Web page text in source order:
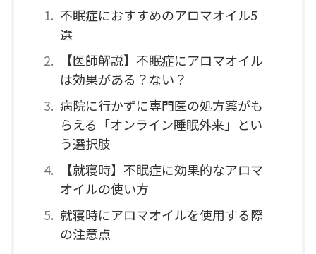
不眠症におすすめのアロマオイル5
選
【医師解説】不眠症にアロマオイル
は効果がある？ない？
病院に行かずに専門医の処方薬がも
らえる「オンライン睡眠外来」とい
う選択肢
【就寝時】不眠症に効果的なアロマ
オイルの使い方
就寝時にアロマオイルを使用する際
の注意点